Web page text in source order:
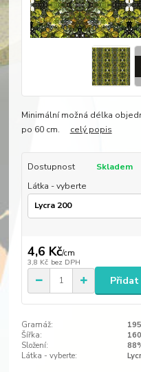
Minimální možná délka
po 60 cm. celý popis
Dostupnost
Skladem
Látka - vyberte
4,6 Kč/cm
3,8 Kč bez DPH
Gramáž:
Šířka:
Složení:
Látka - vyberte: